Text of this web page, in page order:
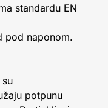
standardu EN
pod naponom.
potpunu